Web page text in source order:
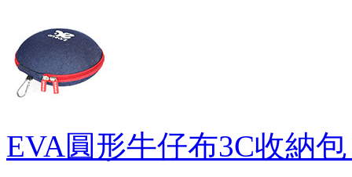
EVA圓形牛仔布3C收納